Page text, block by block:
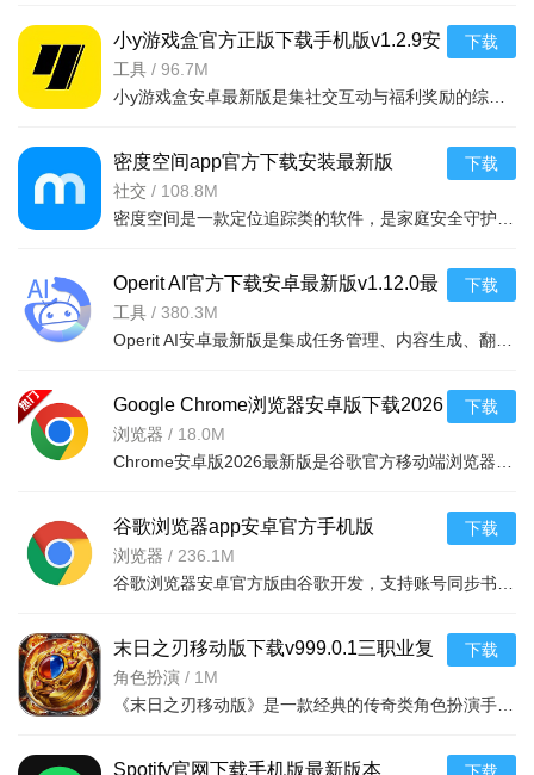
小y游戏盒官方正版下载手机版v1.2.9安
卓免费版
工具 / 96.7M
下载
密度空间app官方下载安装最新版
2025v2.5.15安卓版
社交 / 108.8M
下载
Operit AI官方下载安卓最新版v1.12.0最
新版
工具 / 380.3M
下载
Google Chrome浏览器安卓版下载2026
最新版浏览器v151.0.7922.6官方版
浏览器 / 18.0M
下载
谷歌浏览器app安卓官方手机版
v151.0.7922.6安卓版
浏览器 / 236.1M
下载
末日之刃移动版下载v999.0.1三职业复
古传奇手游
角色扮演 / 1M
下载
Spotify官网下载手机版最新版本